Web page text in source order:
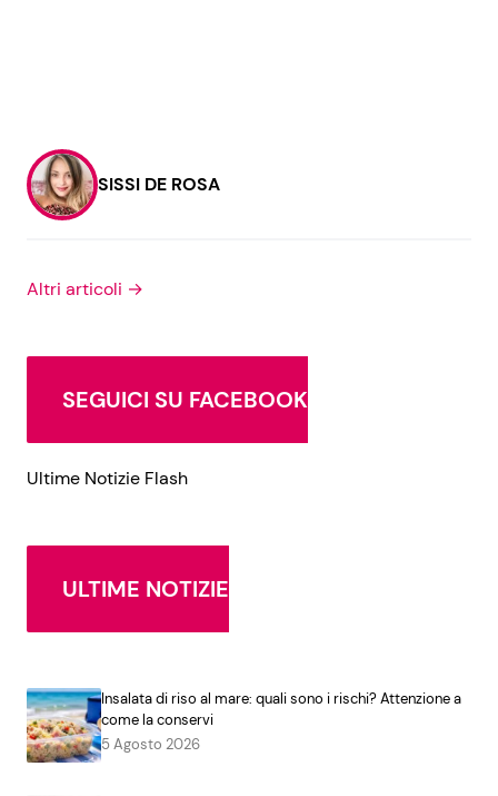
SISSI DE ROSA
Altri articoli →
SEGUICI SU FACEBOOK
Ultime Notizie Flash
ULTIME NOTIZIE
Insalata di riso al mare: quali sono i rischi? Attenzione a
come la conservi
5 Agosto 2026